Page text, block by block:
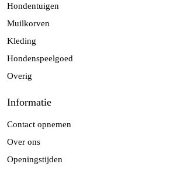
Hondentuigen
Muilkorven
Kleding
Hondenspeelgoed
Overig
Informatie
Contact opnemen
Over ons
Openingstijden